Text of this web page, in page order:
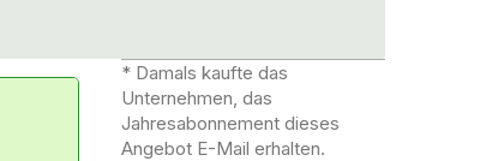
* Damals kaufte das
Unternehmen, das
Jahresabonnement dieses
Angebot E-Mail erhalten.